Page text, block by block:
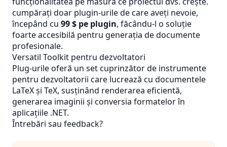
cumpărați doar plugin-urile de care aveți nevoie,
începând cu 99 $ pe plugin, făcându-l o soluție
foarte accesibilă pentru generația de documente
profesionale.
Versatil Toolkit pentru dezvoltatori
Plug-urile oferă un set cuprinzător de instrumente
pentru dezvoltatorii care lucrează cu documentele
LaTeX și TeX, susținând renderarea eficientă,
generarea imaginii și conversia formatelor în
aplicațiile .NET.
Întrebări sau feedback?